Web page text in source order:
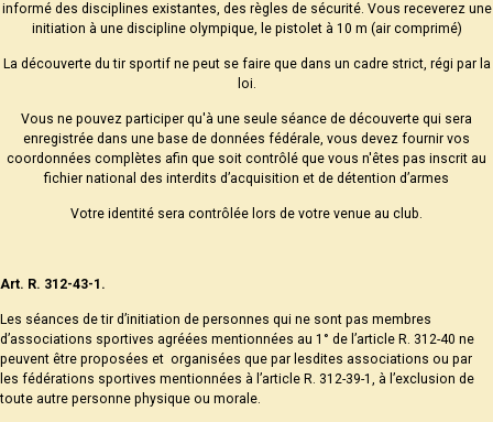
informé des disciplines existantes, des règles de sécurité. Vous receverez une
initiation à une discipline olympique, le pistolet à 10 m (air comprimé)
La découverte du tir sportif ne peut se faire que dans un cadre strict, régi par la
loi.
Vous ne pouvez participer qu'à une seule séance de découverte qui sera
enregistrée dans une base de données fédérale, vous devez fournir vos
coordonnées complètes afin que soit contrôlé que vous n'êtes pas inscrit au
fichier national des interdits d’acquisition et de détention d’armes
Votre identité sera contrôlée lors de votre venue au club.
Art. R. 312-43-1.
Les séances de tir d’initiation de personnes qui ne sont pas membres
d’associations sportives agréées mentionnées au 1° de l’article R. 312-40 ne
peuvent être proposées et organisées que par lesdites associations ou par
les fédérations sportives mentionnées à l’article R. 312-39-1, à l’exclusion de
toute autre personne physique ou morale.